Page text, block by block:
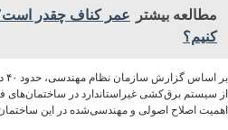
مطالعه بیشتر
عمر کناف چقدر است؟
کنیم؟
از سیستم برق‌کشی غیراستاندارد در ساختمان‌های
اهمیت اصلاح اصولی و مهندسی‌شده در این